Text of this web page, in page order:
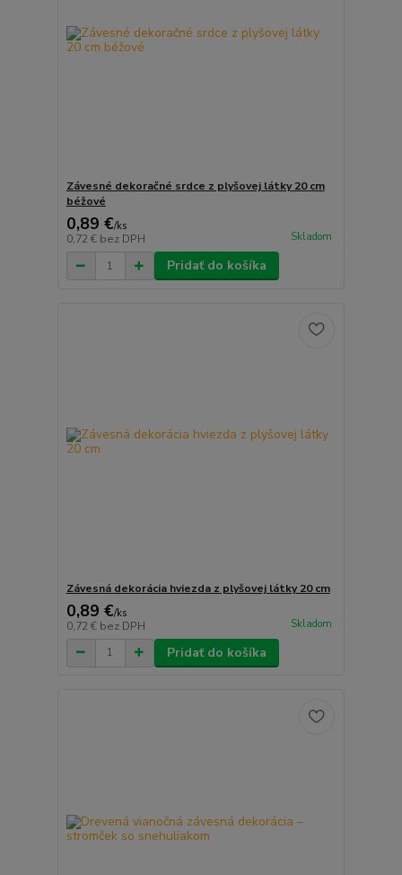
Závesné dekoračné srdce z plyšovej látky 20 cm
béžové
0,89 €/ks
0,72 € bez DPH Skladom
Pridať do košíka
Závesná dekorácia hviezda z plyšovej látky 20 cm
0,89 €/ks
0,72 € bez DPH Skladom
Pridať do košíka